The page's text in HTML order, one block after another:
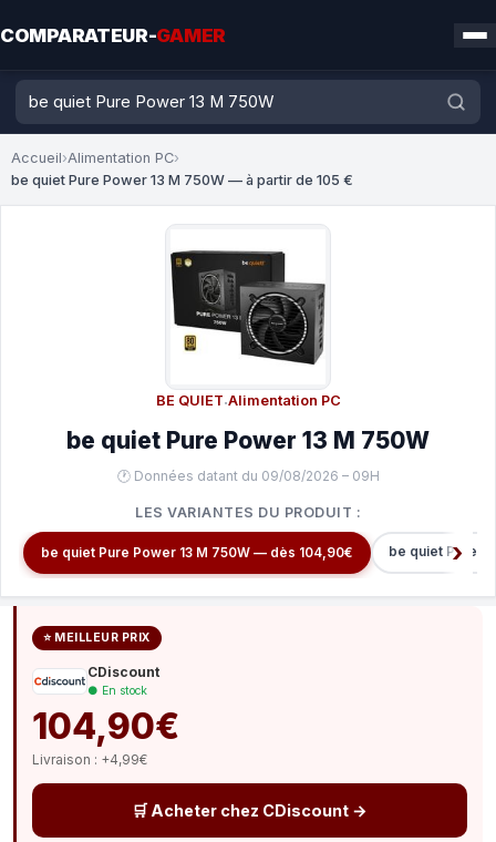
COMPARATEUR-GAMER
Accueil›Alimentation PC›
be quiet Pure Power 13 M 750W — à partir de 105 €
BE QUIET·Alimentation PC
be quiet Pure Power 13 M 750W
🕐 Données datant du 09/08/2026 – 09H
LES VARIANTES DU PRODUIT :
be quiet Pure Power 13 M 750W — dès 104,90€ be quiet Pure
⭐ MEILLEUR PRIX
CDiscount
● En stock
104,90€
Livraison : +4,99€
🛒 Acheter chez CDiscount →